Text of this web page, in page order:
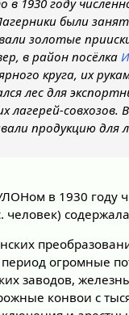
1930 году
были
золотые
в район посёлка
круга, их
лес для
лагерей-
продукцию для
в 1930 году
огромные
заводов,
конвои с